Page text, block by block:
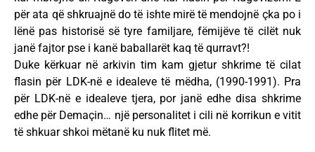
për ata që shkruajnë do të ishte mirë të mendojnë çka po i
lënë pas historisë së tyre familjare, fëmijëve të cilët nuk
janë fajtor pse i kanë baballarët kaq të qurravt?!
Duke kërkuar në arkivin tim kam gjetur shkrime të cilat
flasin për LDK-në e idealeve të mëdha, (1990-1991). Pra
për LDK-në e idealeve tjera, por janë edhe disa shkrime
edhe për Demaçin… një personalitet i cili në korrikun e vitit
të shkuar shkoi mëtanë ku nuk flitet më.